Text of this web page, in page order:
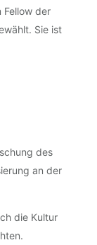
Fellow der
Sie ist
des
an der
die Kultur